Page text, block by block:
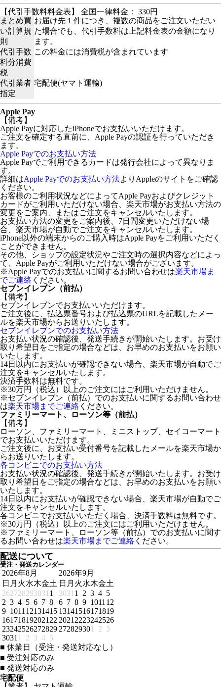
【代引手数料料金表】 全国一律料金： 330円
まとめ買
い計算規
則
お届け先１件につき、複数の商品をご注文いただい
た場合でも、代引手数料は上記料金表の金額になり
ます。
代引手数
料分消費
税
この料金には消費税が含まれています
代引業者
指定
宅配便(ヤマト運輸)
Apple Pay
【備考】
Apple Payに対応したiPhoneでお支払いいただけます。
ご注文を確定する直前に、Apple Payの認証を行っていただき
ます。
Apple Payでのお支払い方法
Apple Payでご利用できるカードは発行会社によって異なりま
す。
詳細はApple Payでのお支払い方法よりAppleのサイトをご確認
ください。
お客様のご利用状況などによってApple Payおよびクレジット
カードがご利用いただけない場合、楽天市場がお支払い方法の
変更をご案内、またはご注文をキャンセルいたします。
お支払い方法の変更をご案内後、7日間変更いただけない場
合、楽天市場が自動でご注文をキャンセルいたします。
iPhone以外の端末からのご購入時はApple Payをご利用いただく
ことができません。
その他、ショップの設定状況やご注文時の選択内容などによっ
て、Apple Payがご利用いただけない場合がございます。
※Apple Payでのお支払いに関するお問い合わせは楽天市場ま
でご連絡 ください。
セブンイレブン（前払）
【備考】
セブンイレブンでお支払いいただけます。
ご注文後に、払込票番号および払込票のURLを記載したメー
ルを楽天市場からお送りいたします。
セブンイレブンでのお支払い方法
お支払い状況の確認後、発送手続きが開始いたします。お受け
取り希望日をご指定の場合などは、お早めのお支払いをお願い
いたします。
14日以内にお支払いが確認できない場合、楽天市場が自動でご
注文をキャンセルいたします。
決済手数料は無料です。
※30万円（税込）以上のご注文にはご利用いただけません。
※セブンイレブン（前払）でのお支払いに関するお問い合わせ
は楽天市場までご連絡 ください。
ファミリーマート、ローソン等（前払）
【備考】
ローソン、ファミリーマート、ミニストップ、セイコーマート
でお支払いいただけます。
ご注文後に、お支払い受付番号を記載したメールを楽天市場か
らお送りいたします。
各コンビニでのお支払い方法
お支払い状況の確認後、発送手続きが開始いたします。お受け
取り希望日をご指定の場合などは、お早めのお支払いをお願い
いたします。
14日以内にお支払いが確認できない場合、楽天市場が自動でご
注文をキャンセルいたします。
各コンビニでお支払いいただく場合、決済手数料は無料です。
※30万円（税込）以上のご注文にはご利用いただけません。
※ファミリーマート、ローソン等（前払）でのお支払いに関す
るお問い合わせは楽天市場までご連絡 ください。
配送について
受注・発送カレンダー
2026年8月
日 月 火水木金土
262728293031 1
2 3 4 5 6 7 8
9 1011 12131415
161718192021 22
23242526272829
3031 1 2 3 4 5
2026年9月
日 月 火水木金土
3031 1 2 3 4 5
6 7 8 9 1011 12
13141516171819
2021 2223242526
272829301 2 3
■ 休業日（受注・発送対応なし）
■ 受注対応のみ
■ 発送対応のみ
宅配便